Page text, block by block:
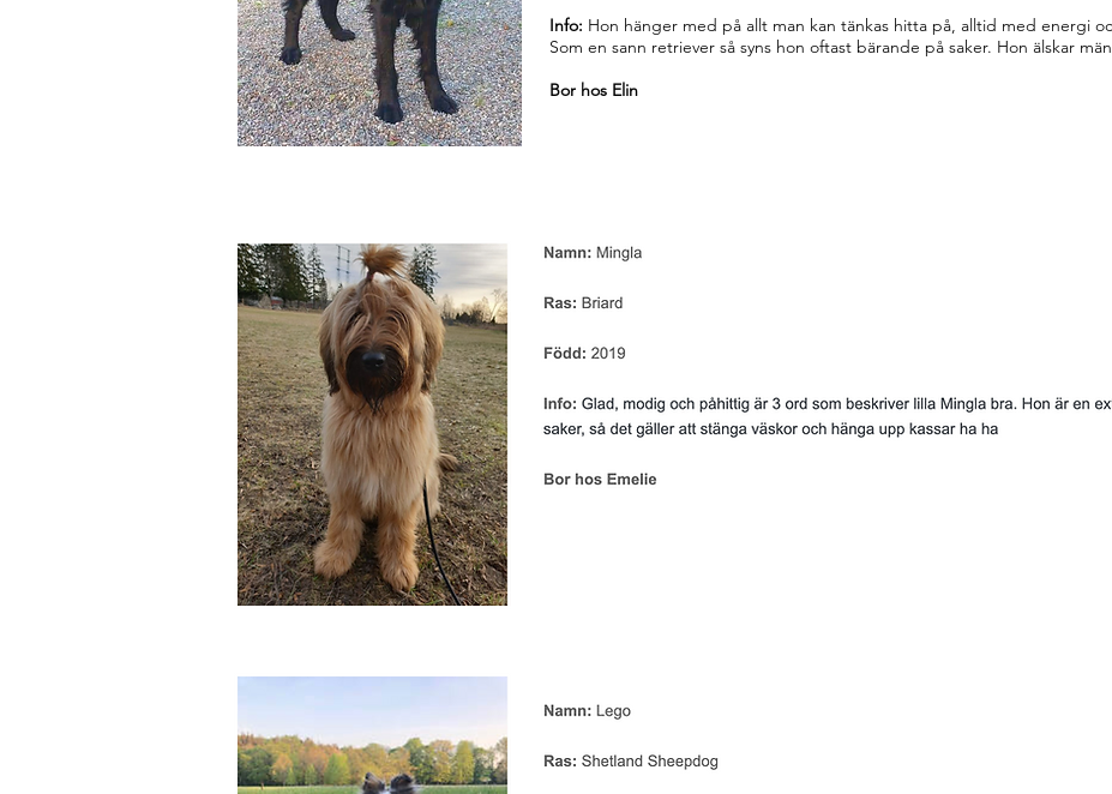
Info: Hon hänger med på allt man kan tänkas hitta på, alltid med energi
Som en sann retriever så syns hon oftast bärande på saker. Hon älskar
Bor hos Elin